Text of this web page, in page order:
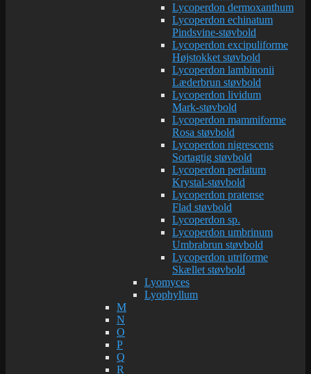
Lycoperdon dermoxanthum
Lycoperdon echinatum
Pindsvine-støvbold
Lycoperdon excipuliforme
Højstokket støvbold
Lycoperdon lambinonii
Læderbrun støvbold
Lycoperdon lividum
Mark-støvbold
Lycoperdon mammiforme
Rosa støvbold
Lycoperdon nigrescens
Sortagtig støvbold
Lycoperdon perlatum
Krystal-støvbold
Lycoperdon pratense
Flad støvbold
Lycoperdon sp.
Lycoperdon umbrinum
Umbrabrun støvbold
Lycoperdon utriforme
Skællet støvbold
Lyomyces
Lyophyllum
M
N
O
P
Q
R